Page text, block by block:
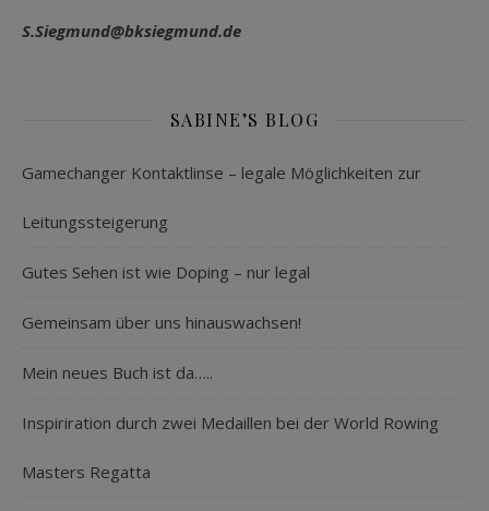
S.Siegmund@bksiegmund.de
SABINE’S BLOG
Gamechanger Kontaktlinse – legale Möglichkeiten zur
Leitungssteigerung
Gutes Sehen ist wie Doping – nur legal
Gemeinsam über uns hinauswachsen!
Mein neues Buch ist da…..
Inspiriration durch zwei Medaillen bei der World Rowing
Masters Regatta